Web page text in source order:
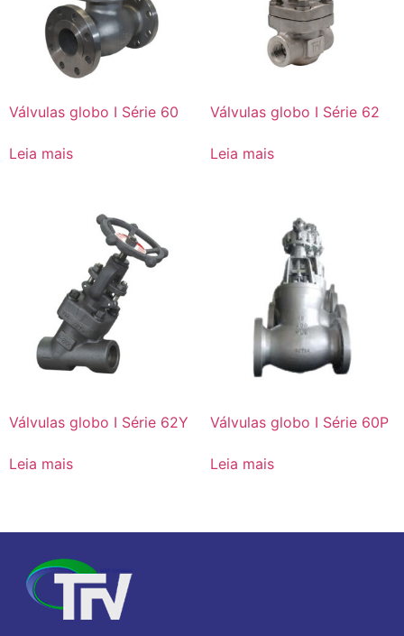
Válvulas globo I Série 60
Leia mais
Válvulas globo I Série 62
Leia mais
Válvulas globo I Série 62Y
Leia mais
Válvulas globo I Série 60P
Leia mais